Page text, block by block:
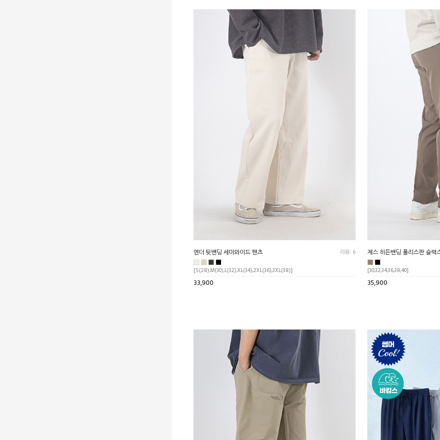
엔더 뒷밴딩 세미와이드 팬츠 리뷰: 6
[S(28),M(30),L(32),XL(34),2XL(36),3XL(38)]
33,900
제스 히든밴딩 폴리스판 슬랙
[30,32,34,36,38,40]
35,900